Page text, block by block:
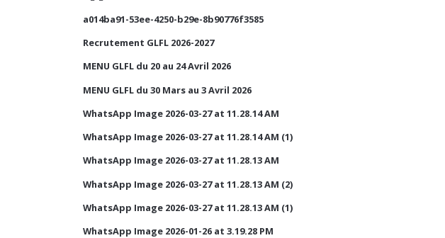
a014ba91-53ee-4250-b29e-8b90776f3585
Recrutement GLFL 2026-2027
MENU GLFL du 20 au 24 Avril 2026
MENU GLFL du 30 Mars au 3 Avril 2026
WhatsApp Image 2026-03-27 at 11.28.14 AM
WhatsApp Image 2026-03-27 at 11.28.14 AM (1)
WhatsApp Image 2026-03-27 at 11.28.13 AM
WhatsApp Image 2026-03-27 at 11.28.13 AM (2)
WhatsApp Image 2026-03-27 at 11.28.13 AM (1)
WhatsApp Image 2026-01-26 at 3.19.28 PM